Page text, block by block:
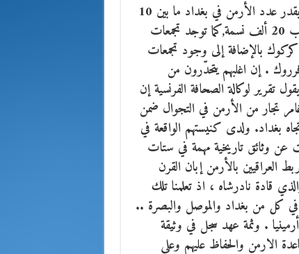
إن غالبية الأرمن في العراق يتواجدون في العاصمة بغداد حيث يقدر عدد الأرمن في بغداد ما بين 10
إلى 12 الفا ، في حين أن تعداد الأرمن في عموم العراق يقدر ب 20 ألف نسمة,كما توجد تجمعات
بالإضافة إلى وجود تجمعات
. إن اغلبهم يتحدّرون من
تقرير لوكالة الصحافة الفرنسية إن
تجار من الأرمن في التجوال ضمن
بغداد. ولدى كنيستهم الواقعة في
تعود إلى عام 1636. وقد كشفت عن وثائق تاريخية مهمة في ستات
العراقيين بالأرمن إبان القرن
عشر ، وخصوصا بعد فشل حصار الموصل عام 1743 والذي قادة نادرشاه ، اذ تعلمنا تلك
في كل من بغداد والموصل والبصرة ..
. وثمة عهد سجل في وثيقة
الارمن والحفاظ عليهم وعلى